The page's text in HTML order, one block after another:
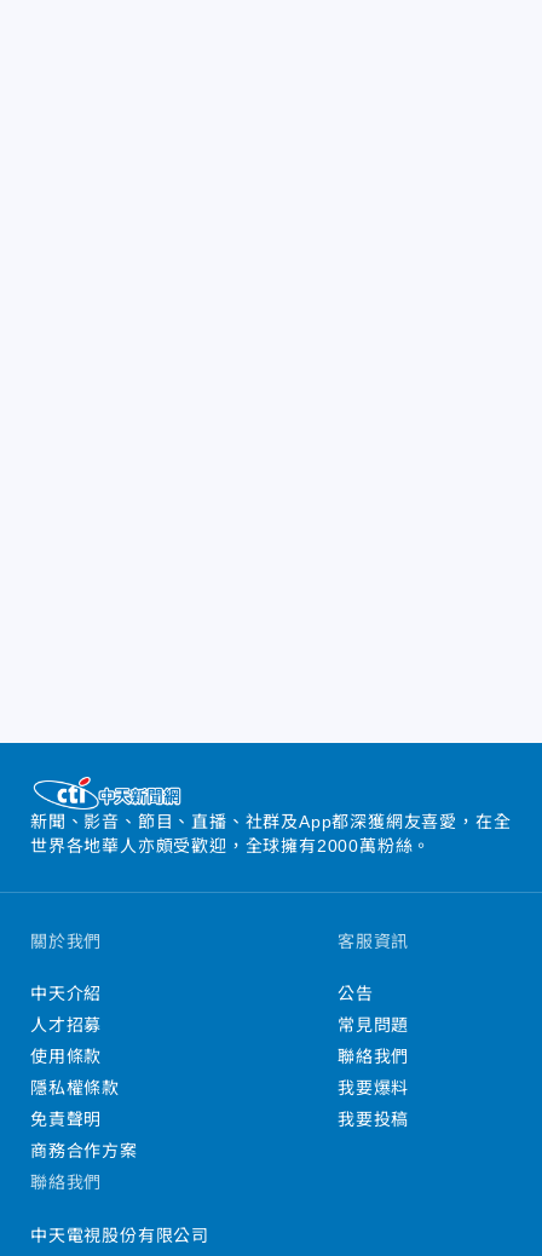
新聞、影音、節目、直播、社群及App都深獲網友喜愛，在全
世界各地華人亦頗受歡迎，全球擁有2000萬粉絲。
關於我們
中天介紹
人才招募
使用條款
隱私權條款
免責聲明
商務合作方案
客服資訊
公告
常見問題
聯絡我們
我要爆料
我要投稿
聯絡我們
中天電視股份有限公司